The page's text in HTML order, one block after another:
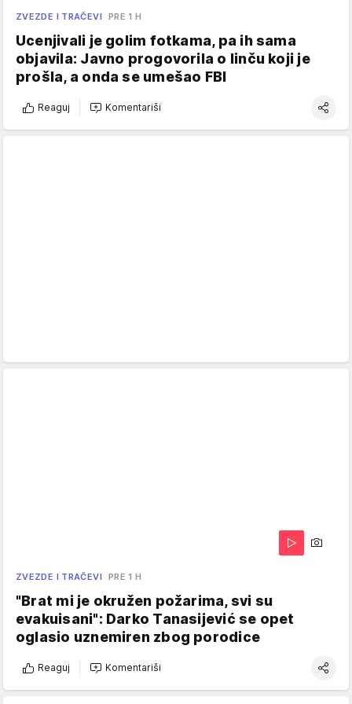
ZVEZDE I TRAČEVI PRE 1 H
Ucenjivali je golim fotkama, pa ih sama
objavila: Javno progovorila o linču koji je
prošla, a onda se umešao FBI
Reaguj Komentariši
ZVEZDE I TRAČEVI PRE 1 H
"Brat mi je okružen požarima, svi su
evakuisani": Darko Tanasijević se opet
oglasio uznemiren zbog porodice
Reaguj Komentariši